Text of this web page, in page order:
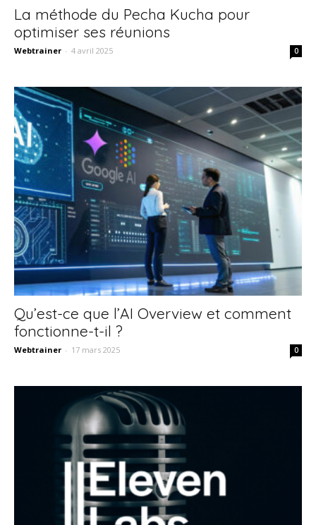
La méthode du Pecha Kucha pour
optimiser ses réunions
Webtrainer - 4 avril 2025 0
Qu’est-ce que l’AI Overview et comment
fonctionne-t-il ?
Webtrainer - 17 mars 2025 0